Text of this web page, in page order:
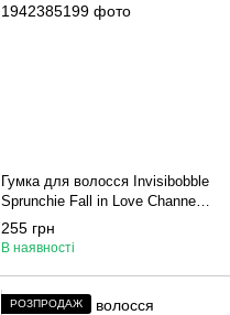
Гумка для волосся Invisibobble
Sprunchie Fall in Love Channel
the Flannel
255 грн
В наявності
РОЗПРОДАЖ